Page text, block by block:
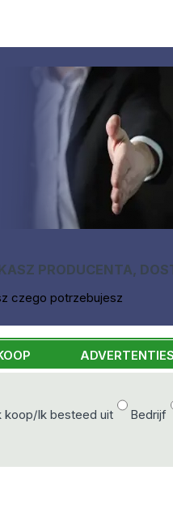
PRODUCENTA,
czego potrzebujesz
ADVERTENTIES
koop/Ik besteed uit Bedrijf